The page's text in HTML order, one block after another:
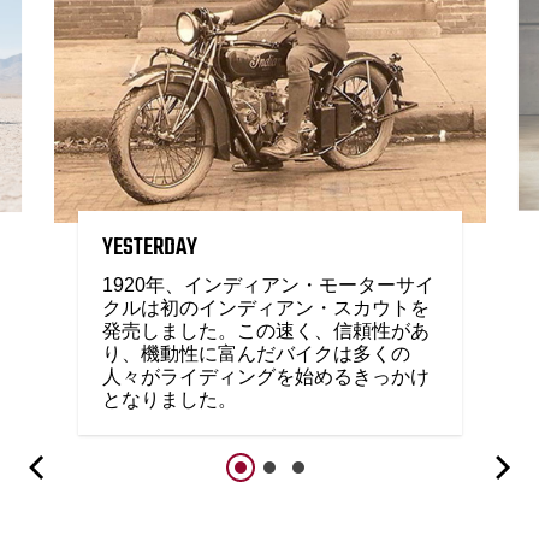
YESTERDAY
1920年、インディアン・モーターサイ
クルは初のインディアン・スカウトを
発売しました。この速く、信頼性があ
り、機動性に富んだバイクは多くの
人々がライディングを始めるきっかけ
となりました。